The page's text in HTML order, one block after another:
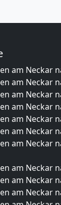
am Neckar
am Neckar
am Neckar
am Neckar
am Neckar
am Neckar
am Neckar
am Neckar
am Neckar
am Neckar